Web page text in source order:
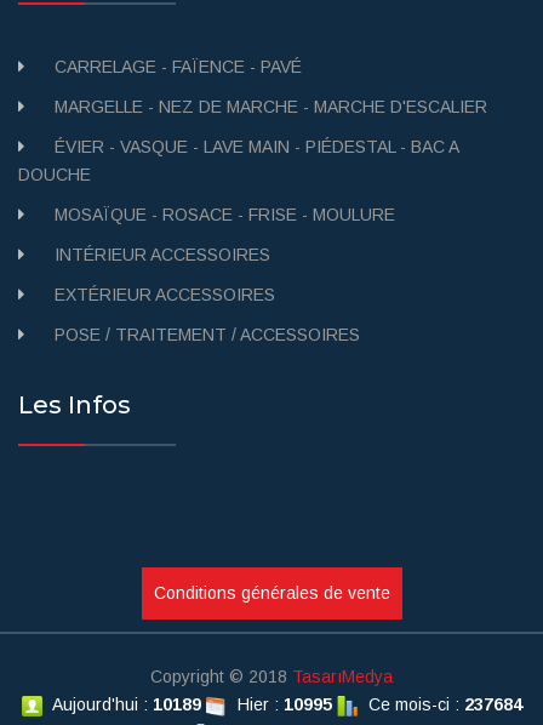
CARRELAGE - FAÏENCE - PAVÉ
MARGELLE - NEZ DE MARCHE - MARCHE D'ESCALIER
ÉVIER - VASQUE - LAVE MAIN - PIÉDESTAL - BAC A
DOUCHE
MOSAÏQUE - ROSACE - FRISE - MOULURE
INTÉRIEUR ACCESSOIRES
EXTÉRIEUR ACCESSOIRES
POSE / TRAITEMENT / ACCESSOIRES
Les Infos
Conditions générales de vente
Copyright © 2018 TasarıMedya
Aujourd'hui : 10189 Hier : 10995 Ce mois-ci : 237684